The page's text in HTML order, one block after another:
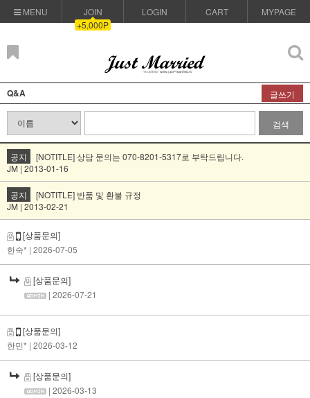
MENU
JOIN
+5,000P
LOGIN CART MYPAGE
Q&A 글쓰기
검색
공지
[NOTITLE] 상담 문의는 070-8201-5317로 부탁드립니다.
JM | 2013-01-16
공지
[NOTITLE] 반품 및 환불 규정
JM | 2013-02-21
[상품문의]
한숙* | 2026-07-05
[상품문의]
| 2026-07-21
[상품문의]
한민* | 2026-03-12
[상품문의]
| 2026-03-13